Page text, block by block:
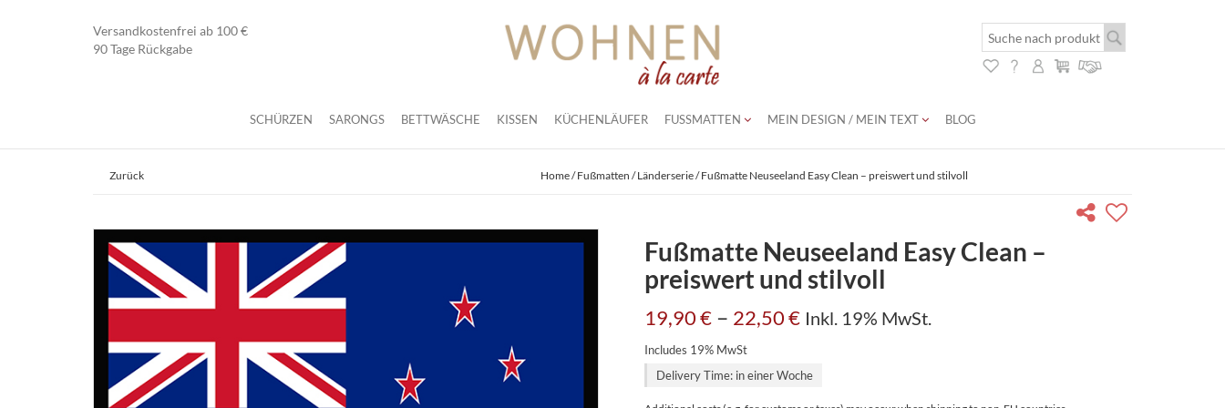
Versandkostenfrei ab 100 €
90 Tage Rückgabe
SCHÜRZEN SARONGS BETTWÄSCHE KISSEN KÜCHENLÄUFER FUSSMATTEN MEIN DESIGN / MEIN TEXT BLOG
Zurück Home/Fußmatten /Länderserie/ Fußmatte Neuseeland Easy Clean – preiswert und stilvoll
Fußmatte Neuseeland Easy Clean –
preiswert und stilvoll
19,90€ – 22,50€ Inkl. 19% MwSt.
Includes 19% MwSt
Delivery Time: in einer Woche